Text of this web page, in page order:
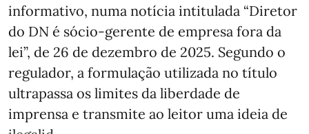
informativo, numa notícia intitulada “Diretor
do DN é sócio‑gerente de empresa fora da
lei”, de 26 de dezembro de 2025. Segundo o
regulador, a formulação utilizada no título
ultrapassa os limites da liberdade de
imprensa e transmite ao leitor uma ideia de